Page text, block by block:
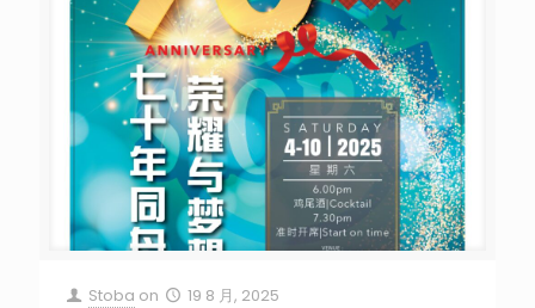
Stoba on
19 8 月, 2025